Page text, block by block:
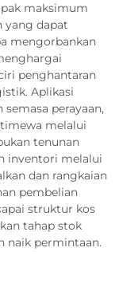
maksimum
yang dapat
mengorbankan
penghantaran
Aplikasi
perayaan,
melalui
tenunan
inventori melalui
dan rangkaian
pembelian
struktur kos
tahap stok
naik permintaan.